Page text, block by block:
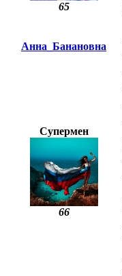
65
Анна_Банановна
Супермен
66